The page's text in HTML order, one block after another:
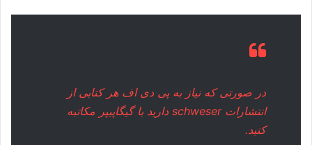
در صورتی که نیاز به پی دی اف هر کتابی از
انتشارات schweser دارید با
گیگاپیپر مکاتبه
کنید.